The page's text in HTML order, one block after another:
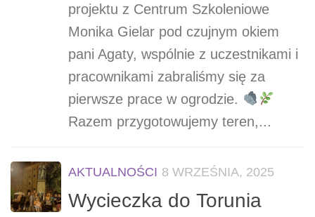
projektu z Centrum Szkoleniowe
Monika Gielar pod czujnym okiem
pani Agaty, wspólnie z uczestnikami i
pracownikami zabraliśmy się za
pierwsze prace w ogrodzie.
Razem przygotowujemy teren,...
AKTUALNOŚCI 8 WRZEŚNIA, 2025
Wycieczka do Torunia